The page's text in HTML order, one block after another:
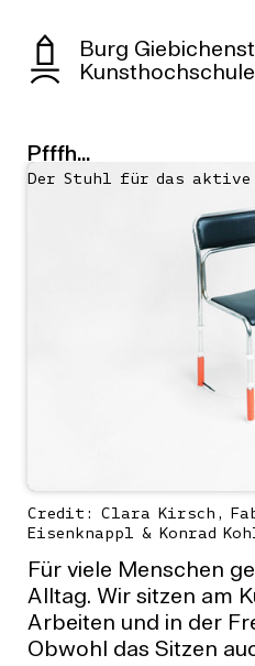
Burg
Pfffh...
Der Stuhl für das aktive
Credit: Clara Kirsch,
Eisenknappl & Konrad
Für viele Menschen
Alltag. Wir sitzen am
Arbeiten und in der
Obwohl das Sitzen